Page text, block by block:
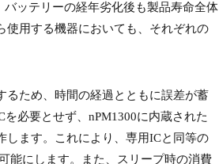
バッテリーの経年劣化後も製品寿命全体
使用する機器においても、それぞれの
るため、時間の経過とともに誤差が蓄
必要とせず、nPM1300に内蔵された
します。これにより、専用ICと同等の
能にします。また、スリープ時の消費